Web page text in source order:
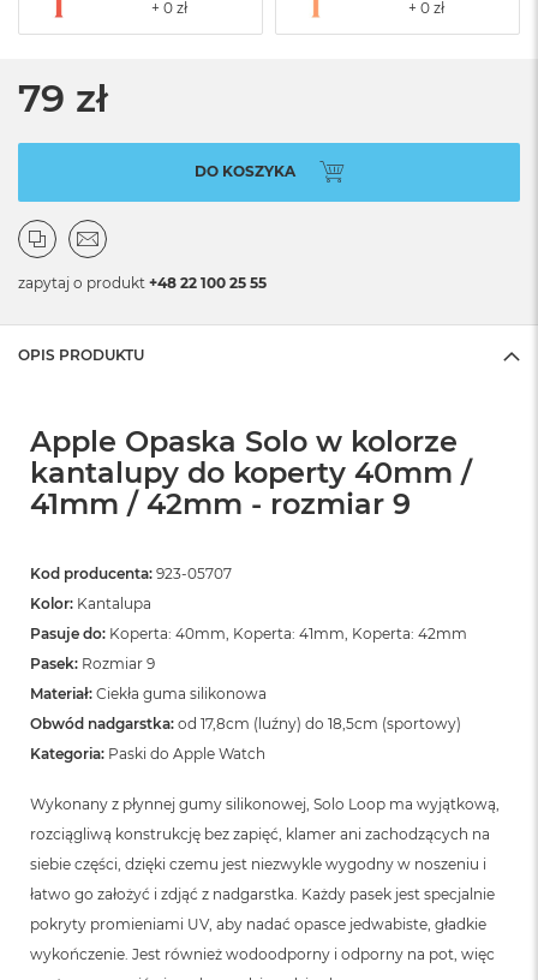
79 zł
DO KOSZYKA
zapytaj o produkt +48 22 100 25 55
OPIS PRODUKTU
Apple Opaska Solo w kolorze
kantalupy do koperty 40mm /
41mm / 42mm - rozmiar 9
Kod producenta: 923-05707
Kolor: Kantalupa
Pasuje do: Koperta: 40mm, Koperta: 41mm, Koperta: 42mm
Pasek: Rozmiar 9
Materiał: Ciekła guma silikonowa
Obwód nadgarstka: od 17,8cm (luźny) do 18,5cm (sportowy)
Kategoria: Paski do Apple Watch
Wykonany z płynnej gumy silikonowej, Solo Loop ma wyjątkową,
rozciągliwą konstrukcję bez zapięć, klamer ani zachodzących na
siebie części, dzięki czemu jest niezwykle wygodny w noszeniu i
łatwo go założyć i zdjąć z nadgarstka. Każdy pasek jest specjalnie
pokryty promieniami UV, aby nadać opasce jedwabiste, gładkie
wykończenie. Jest również wodoodporny i odporny na pot, więc